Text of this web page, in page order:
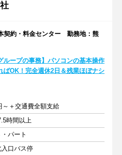
契約・料金センター 勤務地：熊
ループの事務】パソコンの基本操作
ばOK！完全週休2日＆残業ほぼナシ
～＋交通費全額支給
時間以上
パート
口バス停